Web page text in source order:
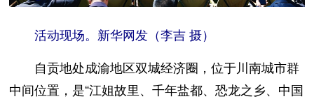
活动现场。新华网发（李吉 摄）
自贡地处成渝地区双城经济圈，位于川南城市群
中间位置，是“江姐故里、千年盐都、恐龙之乡、中国